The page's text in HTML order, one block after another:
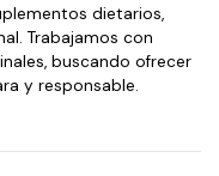
dietarios,
Trabajamos con
buscando ofrecer
y responsable.